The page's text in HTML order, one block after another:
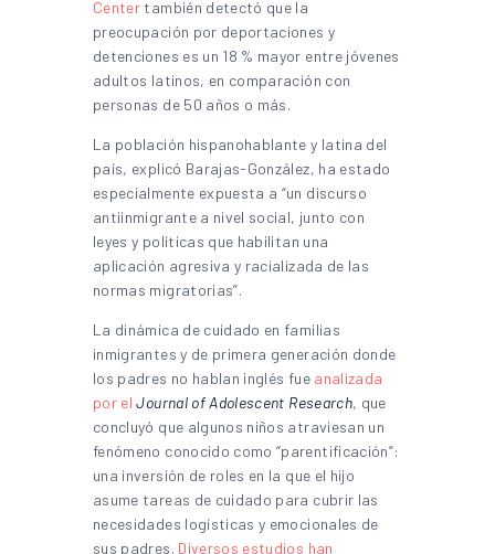
Center también detectó que la
preocupación por deportaciones y
detenciones es un 18 % mayor entre jóvenes
adultos latinos, en comparación con
personas de 50 años o más.
La población hispanohablante y latina del
país, explicó Barajas-González, ha estado
especialmente expuesta a “un discurso
antiinmigrante a nivel social, junto con
leyes y políticas que habilitan una
aplicación agresiva y racializada de las
normas migratorias”.
La dinámica de cuidado en familias
inmigrantes y de primera generación donde
los padres no hablan inglés fue analizada
por elJournal of Adolescent Research, que
concluyó que algunos niños atraviesan un
fenómeno conocido como “parentificación”:
una inversión de roles en la que el hijo
asume tareas de cuidado para cubrir las
necesidades logísticas y emocionales de
sus padres. Diversos estudios han